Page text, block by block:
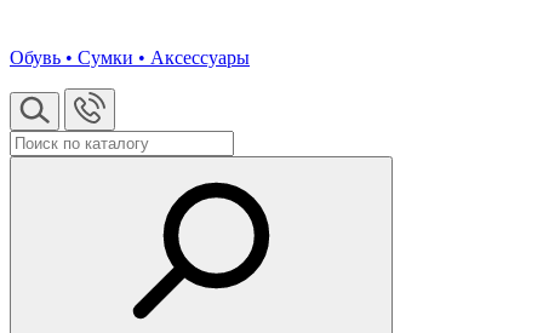
Обувь • Сумки • Аксессуары